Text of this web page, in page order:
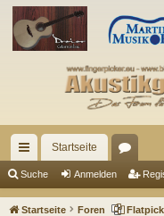
ch
ne
Startseite
en
Suche Anmelden
Startseite Foren